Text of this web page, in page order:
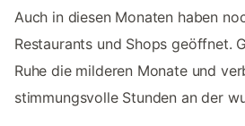
Auch in diesen Monaten haben
Restaurants und Shops geöffnet.
Ruhe die milderen Monate und
stimmungsvolle Stunden an der